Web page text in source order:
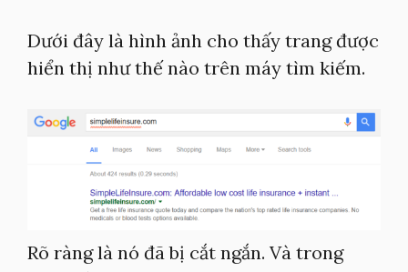
Dưới đây là hình ảnh cho thấy trang được
hiển thị như thế nào trên máy tìm kiếm.
Rõ ràng là nó đã bị cắt ngắn. Và trong